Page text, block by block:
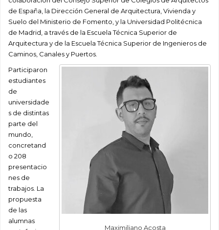
de España, la Dirección General de Arquitectura, Vivienda y
Suelo del Ministerio de Fomento, y la Universidad Politécnica
de Madrid, a través de la Escuela Técnica Superior de
Arquitectura y de la Escuela Técnica Superior de Ingenieros de
Caminos, Canales y Puertos.
Maximiliano Acosta
Participaron
estudiantes
de
universidade
s de distintas
parte del
mundo,
concretand
o 208
presentacio
nes de
trabajos. La
propuesta
de las
alumnas